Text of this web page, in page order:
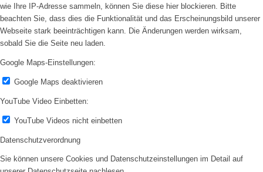
wie Ihre IP-Adresse sammeln, können Sie diese hier blockieren. Bitte
beachten Sie, dass dies die Funktionalität und das Erscheinungsbild unserer
Webseite stark beeinträchtigen kann. Die Änderungen werden wirksam,
sobald Sie die Seite neu laden.
Google Maps-Einstellungen:
Google Maps deaktivieren
YouTube Video Einbetten:
YouTube Videos nicht einbetten
Datenschutzverordnung
Sie können unsere Cookies und Datenschutzeinstellungen im Detail auf